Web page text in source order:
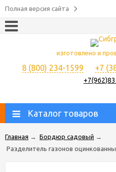
Полная версия сайта
изготовлено и
8 (800) 234-1599 +7
Каталог товаров
Главная → Бордюр садовый →
Разделитель газонов